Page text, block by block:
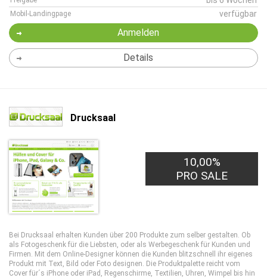
Mobil-Landingpage verfügbar
Anmelden
Details
Drucksaal
10,00%
PRO SALE
Bei Drucksaal erhalten Kunden über 200 Produkte zum selber gestalten. Ob
als Fotogeschenk für die Liebsten, oder als Werbegeschenk für Kunden und
Firmen. Mit dem Online-Designer können die Kunden blitzschnell ihr eigenes
Produkt mit Text, Bild oder Foto designen. Die Produktpalette reicht vom
Cover für´s iPhone oder iPad, Regenschirme, Textilien, Uhren, Wimpel bis hin